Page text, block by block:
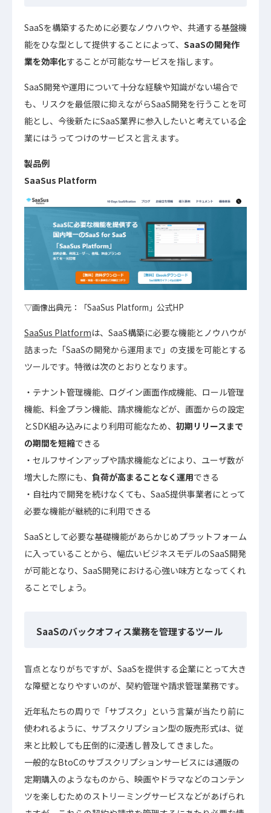
SaaSを構築するために必要なノウハウや、共通する基盤機
能をひな型として提供することによって、 SaaSの開発作
業を効率化することが可能なサービスを指します。
SaaS開発や運用について十分な経験や知識がない場合で
も、リスクを最低限に抑えながらSaaS開発を行うことを可
能とし、今後新たにSaaS業界に参入したいと考えている企
業にはうってつけのサービスと言えます。
製品例
SaaSus Platform
▽画像出典元：「SaaSus Platform」公式HP
SaaSus Platformは、SaaS構築に必要な機能とノウハウが
詰まった「SaaSの開発から運用まで」の支援を可能とする
ツールです。特徴は次のとおりとなります。
テナント管理機能、ログイン画面作成機能、ロール管理
機能、料金プラン機能、請求機能などが、画面からの設定
とSDK組み込みにより利用可能なため、 初期リリースまで
の期間を短縮できる
セルフサインアップや請求機能などにより、ユーザ数が
増大した際にも、 負荷が高まることなく運用できる
自社内で開発を続けなくても、SaaS提供事業者にとって
必要な機能が継続的に利用できる
SaaSとして必要な基礎機能があらかじめプラットフォーム
に入っていることから、幅広いビジネスモデルのSaaS開発
が可能となり、SaaS開発における心強い味方となってくれ
ることでしょう。
SaaSのバックオフィス業務を管理するツール
盲点となりがちですが、SaaSを提供する企業にとって大き
な障壁となりやすいのが、契約管理や請求管理業務です。
近年私たちの周りで「サブスク」という言葉が当たり前に
使われるように、サブスクリプション型の販売形式は、従
来と比較しても圧倒的に浸透し普及してきました。
一般的なBtoCのサブスクリプションサービスには通販の
定期購入のようなものから、映画やドラマなどのコンテン
ツを楽しむためのストリーミングサービスなどがあげられ